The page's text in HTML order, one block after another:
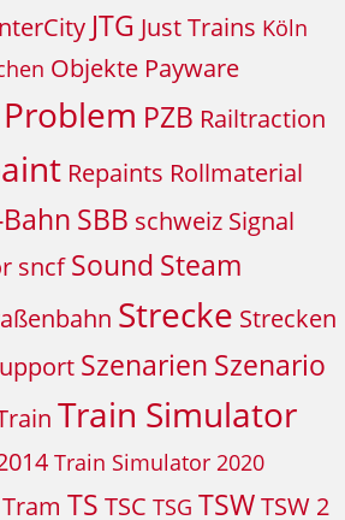
JTG Just Trains Köln
Objekte Payware
Problem PZB Railtraction
Repaints Rollmaterial
Bahn SBB schweiz Signal
sncf Sound Steam
Strecke Strecken
Szenarien Szenario
Train Simulator
Train Simulator 2020
Tram TS TSC TSG TSWTSW 2